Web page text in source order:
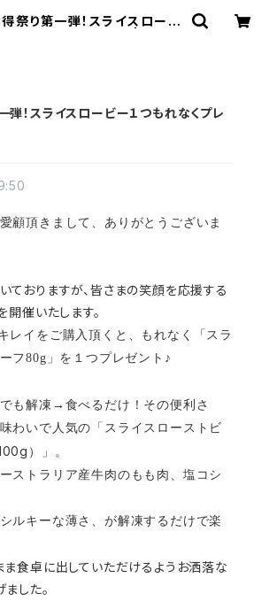
祭り第一弾！スライスロービ
弾！スライスロービー１つもれなくプレ
顧頂きまして、ありがとうございま
ておりますが、皆さまの笑顔を応援する
開催いたします。
レイをご購入頂くと、もれなく「スラ
フ80g」を１つプレゼント♪
も解凍→食べるだけ！その便利さ
わいで人気の「スライスローストビ
）」。
ストラリア産牛肉のもも肉、塩コシ
ルキーな薄さ、が解凍するだけで楽
ま食卓に出していただけるようお洒落な
した。